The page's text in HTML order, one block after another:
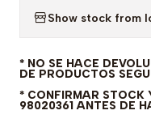
Show stock from
* NO SE HACE
DE PRODUCTOS
* CONFIRMAR STOCK
98020361 ANTES DE